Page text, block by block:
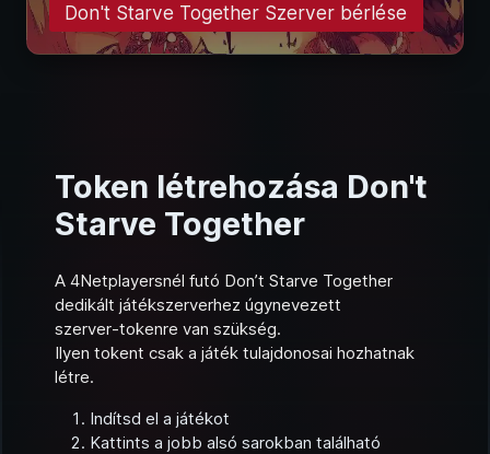
Don't Starve Together Szerver bérlése
Token létrehozása Don't
Starve Together
A 4Netplayersnél futó Don’t Starve Together
dedikált játékszerverhez úgynevezett
szerver‑tokenre van szükség.
Ilyen tokent csak a játék tulajdonosai hozhatnak
létre.
Indítsd el a játékot
Kattints a jobb alsó sarokban található